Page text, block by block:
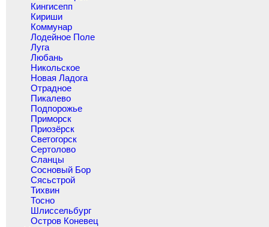
Кингисепп
Кириши
Коммунар
Лодейное Поле
Луга
Любань
Никольское
Новая Ладога
Отрадное
Пикалево
Подпорожье
Приморск
Приозёрск
Светогорск
Сертолово
Сланцы
Сосновый Бор
Сясьстрой
Тихвин
Тосно
Шлиссельбург
Остров Коневец